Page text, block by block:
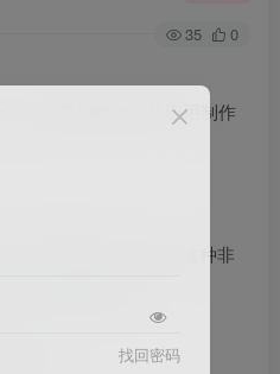
35 0
Pro和Gemini 3生成这种非
改动画的应用。
教程
找回密码